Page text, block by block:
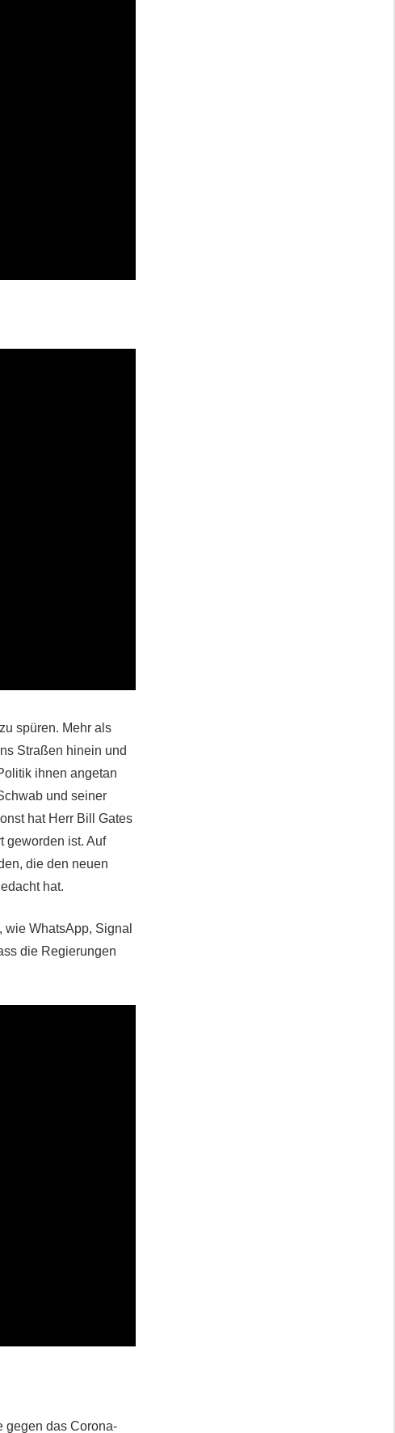
spüren. Mehr als
Straßen hinein und
ihnen angetan
und seiner
hat Herr Bill Gates
geworden ist. Auf
die den neuen
hat.
WhatsApp, Signal
die Regierungen
gegen das Corona-